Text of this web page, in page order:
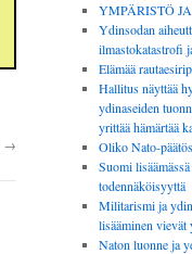
→
YMPÄRISTÖ
Ydinsodan
ilmastokatastrofi
Elämää
Hallitus näyttää
ydinaseiden
yrittää hämärtää
Oliko Nato-
Suomi
todennäköisyyttä
Militarismi ja
lisääminen
Naton luonne ja